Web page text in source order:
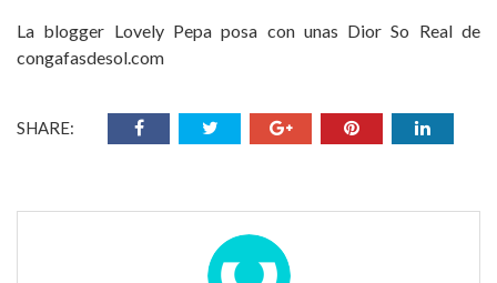
La blogger Lovely Pepa posa con unas Dior So Real de
congafasdesol.com
SHARE: